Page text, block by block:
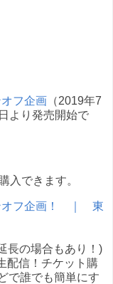
フ企画 （2019年7
より発売開始で
入できます。
オフ企画！ ｜ 東
長の場合もあり！)
配信！チケット購
で誰でも簡単にす